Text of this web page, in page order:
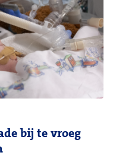
bij te vroeg